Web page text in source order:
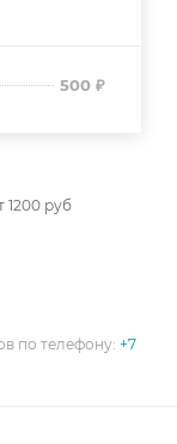
500 ₽
1200 руб
по телефону: +7